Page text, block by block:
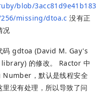
blob/3acc81d9e41b183
missing/dtoa.c 没有正
况
码 gdtoa (David M. Gay's
的修改。 Ractor 中
Number，默认是线程安全
没有处理，所以导致了问